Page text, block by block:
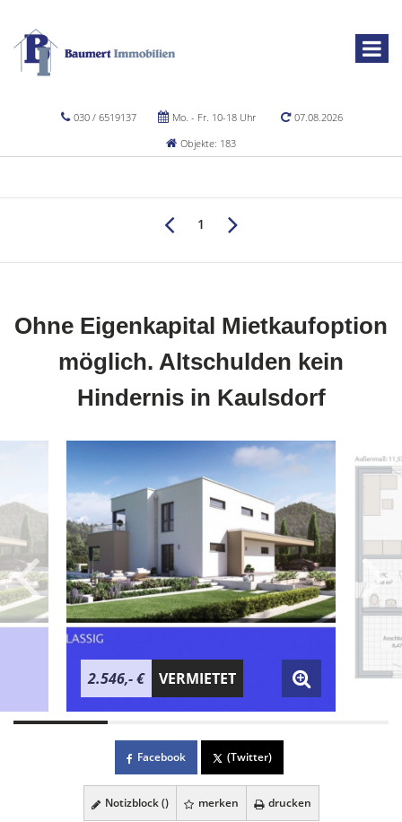
030 / 6519137 Mo. - Fr. 10-18 Uhr
07.08.2026
Objekte: 183
1
Ohne Eigenkapital Mietkaufoption
möglich. Altschulden kein
Hindernis in Kaulsdorf
2.546,- € VERMIETET
Facebook (Twitter)
Notizblock () merken drucken